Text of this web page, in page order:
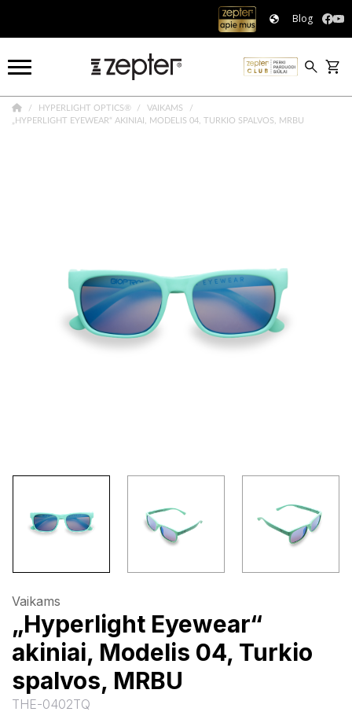
Blog
HYPERLIGHT OPTICS®
VAIKAMS
„HYPERLIGHT EYEWEAR“ AKINIAI, MODELIS 04, TURKIO SPALVOS, MRBU
Vaikams
„Hyperlight Eyewear“
akiniai, Modelis 04, Turkio
spalvos, MRBU
THE-0402TQ